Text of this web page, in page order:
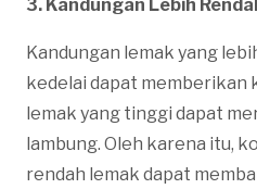
3. Kandungan Lebih
Kandungan lemak yang
kedelai dapat memberikan
lemak yang tinggi dapat
lambung. Oleh karena itu,
rendah lemak dapat